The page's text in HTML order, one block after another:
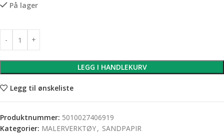
På lager
LEGG I HANDLEKURV
Legg til ønskeliste
Produktnummer: 5010027406919
Kategorier: MALERVERKTØY, SANDPAPIR